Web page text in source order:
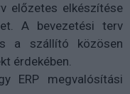
előzetes elkészítése
A bevezetési terv
a szállító közösen
érdekében.
ERP megvalósítási